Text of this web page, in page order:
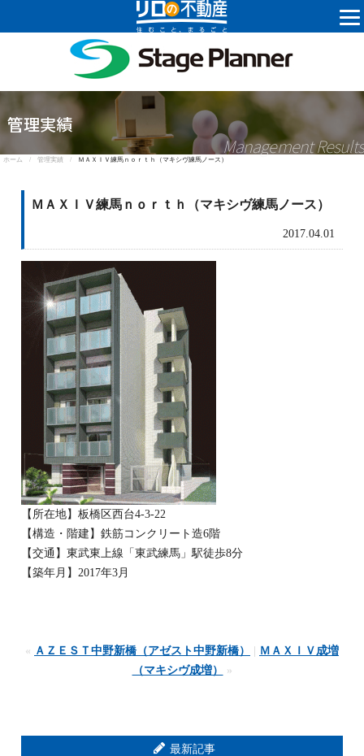
管理実績
Management Results
ホーム /管理実績 / ＭＡＸＩＶ練馬ｎｏｒｔｈ（マキシヴ練馬ノース）
ＭＡＸＩＶ練馬ｎｏｒｔｈ（マキシヴ練馬ノース）
2017.04.01
【所在地】板橋区西台4-3-22
【構造・階建】鉄筋コンクリート造6階
【交通】東武東上線「東武練馬」駅徒歩8分
【築年月】2017年3月
« ＡＺＥＳＴ中野新橋（アゼスト中野新橋）
ＭＡＸＩＶ成増
（マキシヴ成増）
»
最新記事